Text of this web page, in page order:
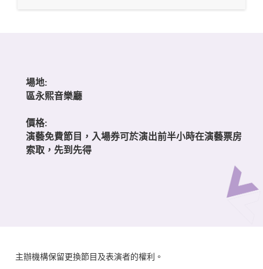
場地:
區永熙音樂廳
價格:
演藝免費節目，入場券可於演出前半小時在演藝票房
索取，先到先得
主辦機構保留更換節目及表演者的權利。